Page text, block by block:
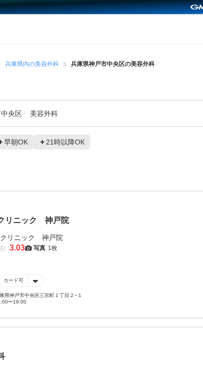
兵庫県内の美容外科 兵庫県神戸市中央区の美容外科
央区 美容外科
早朝OK 21時以降OK
リニック 神戸院
3.03 写真 1枚
カード可
県神戸市中央区三宮町１丁目２−１
〜19:00